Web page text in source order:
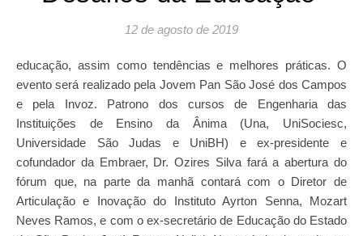
12 de agosto de 2019
educação, assim como tendências e melhores práticas. O
evento será realizado pela Jovem Pan São José dos Campos
e pela Invoz. Patrono dos cursos de Engenharia das
Instituições de Ensino da Ânima (Una, UniSociesc,
Universidade São Judas e UniBH) e ex-presidente e
cofundador da Embraer, Dr. Ozires Silva fará a abertura do
fórum que, na parte da manhã contará com o Diretor de
Articulação e Inovação do Instituto Ayrton Senna, Mozart
Neves Ramos, e com o ex-secretário de Educação do Estado